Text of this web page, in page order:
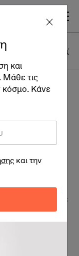
Vegan
Και
όλο τον
συνταγή για
Vegan Times
να την
και
Μάθε τις
κόσμο. Κάνε
και την